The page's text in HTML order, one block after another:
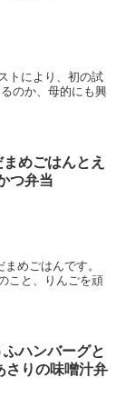
トにより、初の試
のか、母的にも興
めごはんとえ
つ弁当
めごはんです。
こと、りんごを頑
ハンバーグと
さりの味噌汁弁